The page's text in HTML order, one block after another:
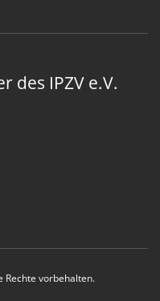
des IPZV e.V.
Rechte vorbehalten.